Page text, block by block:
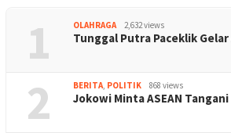
1 OLAHRAGA 2,632 views
Tunggal Putra Paceklik
2 BERITA, POLITIK 868 views
Jokowi Minta ASEAN